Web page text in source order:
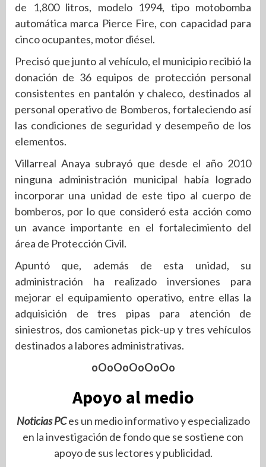
de 1,800 litros, modelo 1994, tipo motobomba
automática marca Pierce Fire, con capacidad para
cinco ocupantes, motor diésel.
Precisó que junto al vehículo, el municipio recibió la
donación de 36 equipos de protección personal
consistentes en pantalón y chaleco, destinados al
personal operativo de Bomberos, fortaleciendo así
las condiciones de seguridad y desempeño de los
elementos.
Villarreal Anaya subrayó que desde el año 2010
ninguna administración municipal había logrado
incorporar una unidad de este tipo al cuerpo de
bomberos, por lo que consideró esta acción como
un avance importante en el fortalecimiento del
área de Protección Civil.
Apuntó que, además de esta unidad, su
administración ha realizado inversiones para
mejorar el equipamiento operativo, entre ellas la
adquisición de tres pipas para atención de
siniestros, dos camionetas pick-up y tres vehículos
destinados a labores administrativas.
oOoOoOoOoOo
Apoyo al medio
Noticias PCes un medio informativo y especializado
en la investigación de fondo que se sostiene con
apoyo de sus lectores y publicidad.